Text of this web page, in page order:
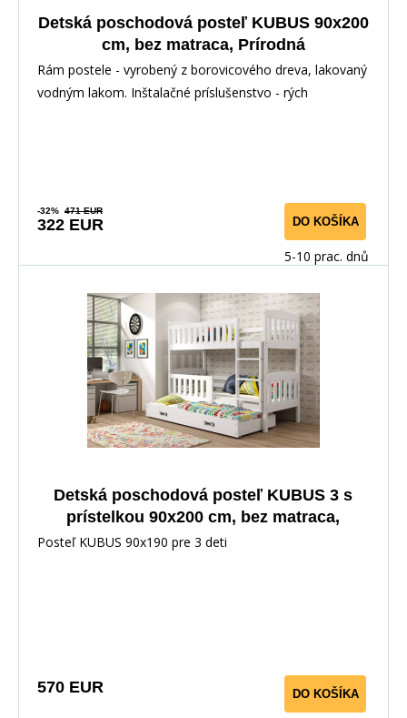
Detská poschodová posteľ KUBUS 90x200
cm, bez matraca, Prírodná
Rám postele - vyrobený z borovicového dreva, lakovaný
vodným lakom. Inštalačné príslušenstvo - rých
-32% 471 EUR
322 EUR DO KOŠÍKA
5-10 prac. dnů
Detská poschodová posteľ KUBUS 3 s
prístelkou 90x200 cm, bez matraca,
Biela/Biela
Posteľ KUBUS 90x190 pre 3 deti
570 EUR DO KOŠÍKA